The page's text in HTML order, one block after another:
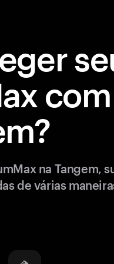
na Tangem,
de várias